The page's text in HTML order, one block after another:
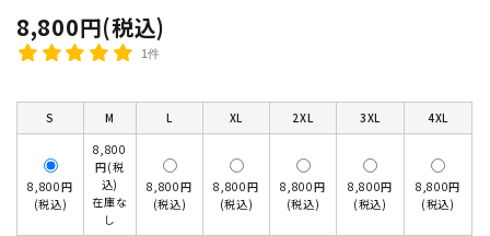
8,800円(税込)
1件
S M L XL 2XL 3XL 4XL
8,800円
(税込)
8,800
円(税
込)
在庫な
し
8,800円
(税込)
8,800円
(税込)
8,800円
(税込)
8,800円
(税込)
8,800円
(税込)